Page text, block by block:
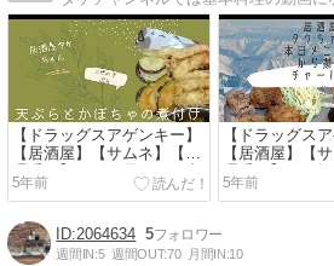
【ドラッグスアゲンキー】
【居酒屋】【サムネ】【料
理番組】エビの天ぷらが真
っ直ぐ仕上がったよ。かぼ
5年前
【ドラッグス
【居酒屋】【
理番組】から
ン 得意料理で
5年前
2064634 5
週間IN:5 週間OUT:70 月間IN:10